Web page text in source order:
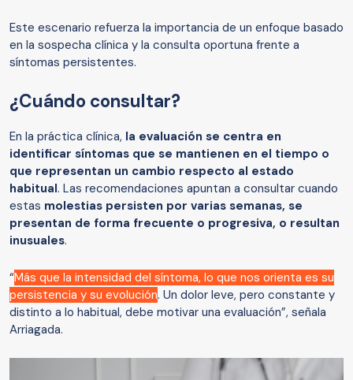
Este escenario refuerza la importancia de un enfoque basado
en la sospecha clínica y la consulta oportuna frente a
síntomas persistentes.
¿Cuándo consultar?
En la práctica clínica, la evaluación se centra en
identificar síntomas que se mantienen en el tiempo o
que representan un cambio respecto al estado
habitual. Las recomendaciones apuntan a consultar cuando
estas molestias persisten por varias semanas, se
presentan de forma frecuente o progresiva, o resultan
inusuales.
“Más que la intensidad del síntoma, lo que nos orienta es su
persistencia y su evolución. Un dolor leve, pero constante y
distinto a lo habitual, debe motivar una evaluación”, señala
Arriagada.